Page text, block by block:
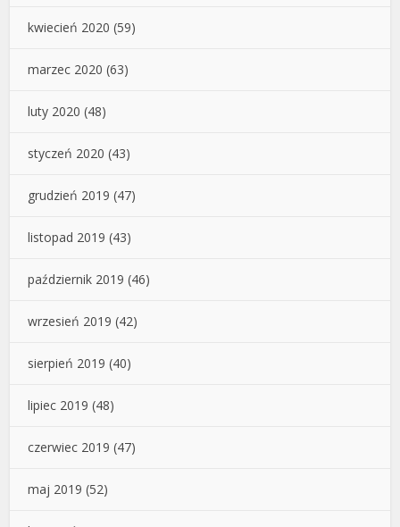
kwiecień 2020 (59)
marzec 2020 (63)
luty 2020 (48)
styczeń 2020 (43)
grudzień 2019 (47)
listopad 2019 (43)
październik 2019 (46)
wrzesień 2019 (42)
sierpień 2019 (40)
lipiec 2019 (48)
czerwiec 2019 (47)
maj 2019 (52)